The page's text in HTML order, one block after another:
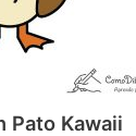
Pato Kawaii